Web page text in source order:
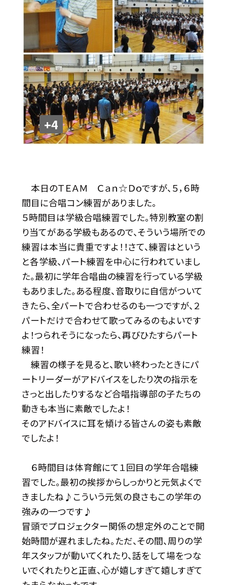
+4
本日のＴＥＡＭ Ｃａｎ☆Ｄｏですが、５，６時
間目に合唱コン練習がありました。
５時間目は学級合唱練習でした。特別教室の割
り当てがある学級もあるので、そういう場所での
練習は本当に貴重ですよ！！さて、練習はという
と各学級、パート練習を中心に行われていまし
た。最初に学年合唱曲の練習を行っている学級
もありました。ある程度、音取りに自信がついて
きたら、全パートで合わせるのも一つですが、２
パートだけで合わせて歌ってみるのもよいです
よ！つられそうになったら、再びひたすらパート
練習！
練習の様子を見ると、歌い終わったときにパ
ートリーダーがアドバイスをしたり次の指示を
さっと出したりするなど合唱指導部の子たちの
動きも本当に素敵でしたよ！
そのアドバイスに耳を傾ける皆さんの姿も素敵
でしたよ！
６時間目は体育館にて１回目の学年合唱練
習でした。最初の挨拶からしっかりと元気よくで
きましたね♪こういう元気の良さもこの学年の
強みの一つです♪
冒頭でプロジェクター関係の想定外のことで開
始時間が遅れましたね。ただ、その間、周りの学
年スタッフが動いてくれたり、話をして場をつな
いでくれたりと正直、心が嬉しすぎて嬉しすぎて